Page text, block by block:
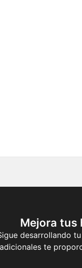
Mejora tus
desarrollando
te